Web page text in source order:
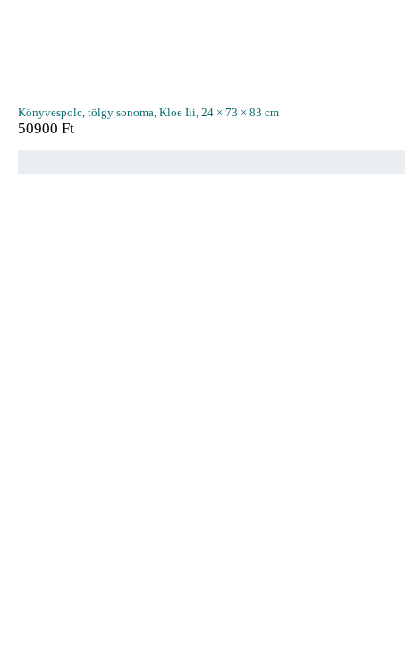
Könyvespolc, tölgy sonoma, Kloe Iii, 24 × 73 × 83 cm
50900 Ft